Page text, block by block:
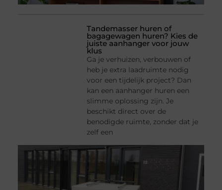
Tandemasser huren of
bagagewagen huren? Kies de
juiste aanhanger voor jouw
klus
Ga je verhuizen, verbouwen of
heb je extra laadruimte nodig
voor een tijdelijk project? Dan
kan een aanhanger huren een
slimme oplossing zijn. Je
beschikt direct over de
benodigde ruimte, zonder dat je
zelf een